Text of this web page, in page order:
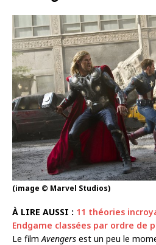
(image © Marvel Studios)
À LIRE AUSSI : 11 théories
Endgame classées par ordre de
Le filmAvengers est un peu le